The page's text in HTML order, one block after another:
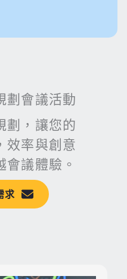
劃會議活動
劃，讓您的
效率與創意
會議體驗。
求